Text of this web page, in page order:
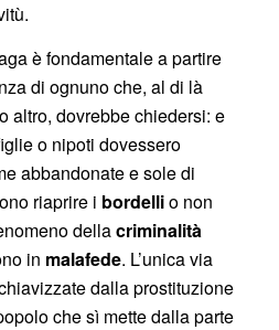
è fondamentale a partire
di ognuno che, al di là
altro, dovrebbe chiedersi: e
o nipoti dovessero
abbandonate e sole di
riaprire i bordellio non
dellacriminalità
in malafede. L’unica via
dalla prostituzione
che sì mette dalla parte